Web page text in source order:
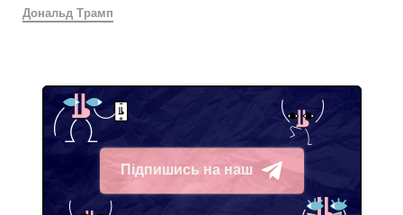
Дональд Трамп
Підпишись на наш
Telegram